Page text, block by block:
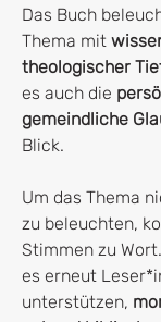
Das Buch
Thema mit
theologischer
es auch die
gemeindliche
Blick.
Um das Thema
zu beleuchten,
Stimmen zu
es erneut
unterstützen,